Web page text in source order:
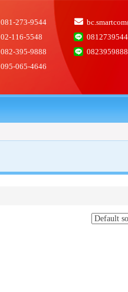
081-273-9544
02-116-5548
0812739544
082-395-9888
0823959888
095-065-4646